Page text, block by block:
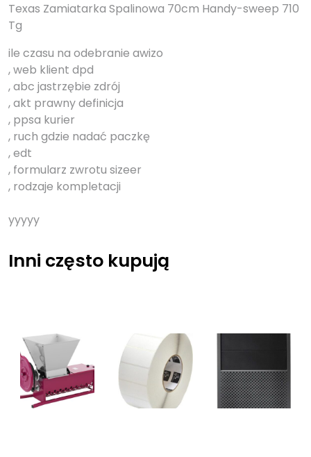
Texas Zamiatarka Spalinowa 70cm Handy-sweep 710
Tg
ile czasu na odebranie awizo
, web klient dpd
, abc jastrzębie zdrój
, akt prawny definicja
, ppsa kurier
, ruch gdzie nadać paczkę
, edt
, formularz zwrotu sizeer
, rodzaje kompletacji
yyyyy
Inni często kupują